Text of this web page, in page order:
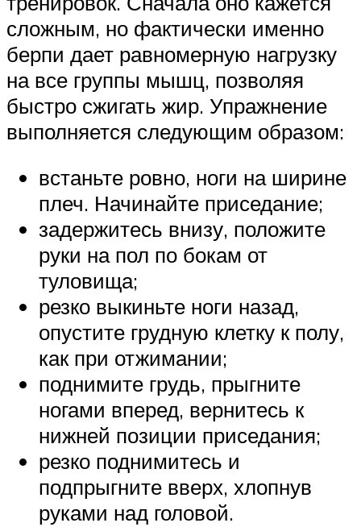
сложным, но фактически именно
берпи дает равномерную нагрузку
на все группы мышц, позволяя
быстро сжигать жир. Упражнение
выполняется следующим образом:
встаньте ровно, ноги на ширине
плеч. Начинайте приседание;
задержитесь внизу, положите
руки на пол по бокам от
туловища;
резко выкиньте ноги назад,
опустите грудную клетку к полу,
как при отжимании;
поднимите грудь, прыгните
ногами вперед, вернитесь к
нижней позиции приседания;
резко поднимитесь и
подпрыгните вверх, хлопнув
руками над головой.